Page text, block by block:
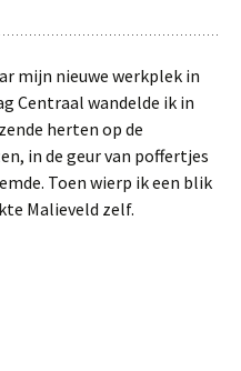
mijn nieuwe werkplek in
Centraal wandelde ik in
herten op de
in de geur van poffertjes
Toen wierp ik een blik
Malieveld zelf.